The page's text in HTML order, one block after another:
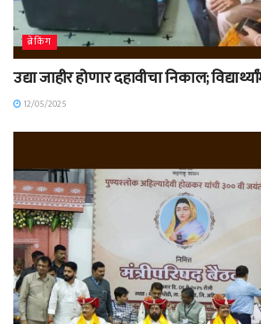
ब्रेकिंग
उद्या जाहीर होणार दहावीचा निकाल;
12/05/2025